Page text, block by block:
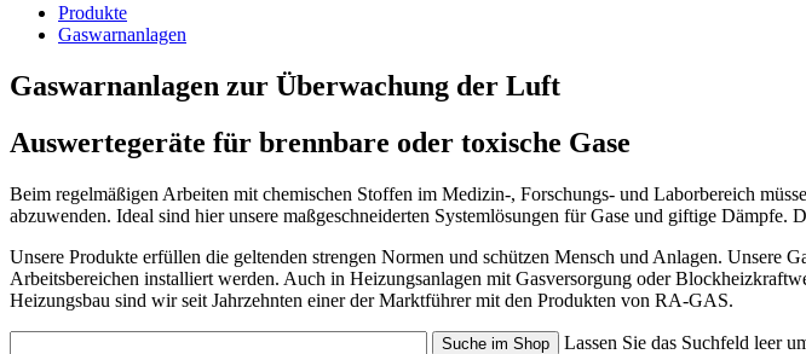
Produkte
Gaswarnanlagen
Gaswarnanlagen zur Überwachung der Luft
Auswertegeräte für brennbare oder toxische Gase
Beim regelmäßigen Arbeiten mit chemischen Stoffen im Medizin-, Forschungs- und Laborbereich
abzuwenden. Ideal sind hier unsere maßgeschneiderten Systemlösungen für Gase und giftige Dämpfe.
Unsere Produkte erfüllen die geltenden strengen Normen und schützen Mensch und Anlagen. Unsere
Arbeitsbereichen installiert werden. Auch in Heizungsanlagen mit Gasversorgung oder
Heizungsbau sind wir seit Jahrzehnten einer der Marktführer mit den Produkten von RA-GAS.
Lassen Sie das Suchfeld leer